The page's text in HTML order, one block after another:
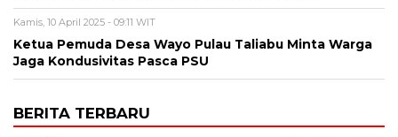
Kamis, 10 April 2025 - 09:11 WIT
Ketua Pemuda Desa Wayo Pulau Taliabu Minta Warga
Jaga Kondusivitas Pasca PSU
BERITA TERBARU